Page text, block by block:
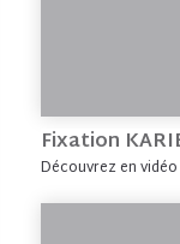
Fixation
Découvrez en